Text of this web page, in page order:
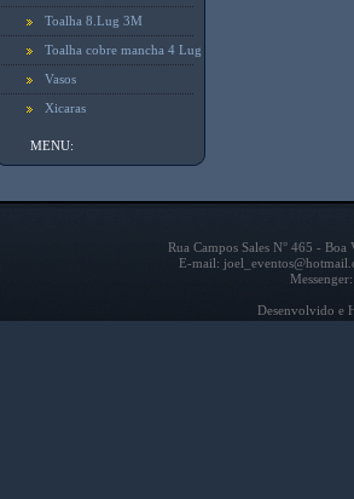
Toalha 8.Lug 3M
Toalha cobre mancha 4 Lug
Vasos
Xicaras
MENU:
Rua Campos Sales N° 465 -
E-mail:
Desenvolvido e